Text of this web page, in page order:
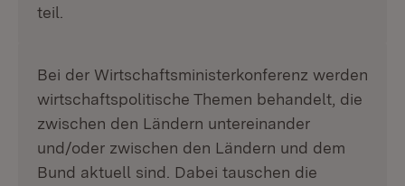
teil.
Bei der Wirtschaftsministerkonferenz werden
wirtschaftspolitische Themen behandelt, die
zwischen den Ländern untereinander
und/oder zwischen den Ländern und dem
Bund aktuell sind. Dabei tauschen die